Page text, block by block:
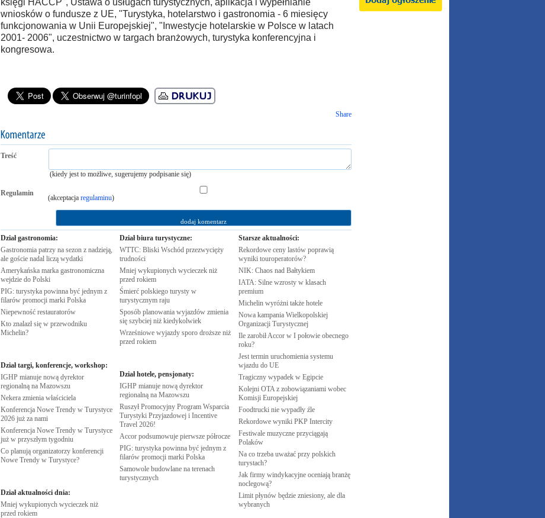
księgi HACCP", Ustawa o usługach turystycznych, aplikacja i wypełnianie
wniosków o fundusze z UE, "Turystyka, hotelarstwo i gastronomia - 6 miesięcy
funkcjonowania w Unii Europejskiej", "Inwestycje hotelarskie w Polsce w latach
2001- 2006", uczestnictwo w targach branżowych, turystyka konferencyjna i
kongresowa.
Share
Treść
(kiedy jest to możliwe, sugerujemy podpisanie się)
Regulamin
(akceptacja regulaminu)
Dział gastronomia:
Gastronomia patrzy na sezon z nadzieją,
ale goście nadal liczą wydatki
Amerykańska marka gastronomiczna
wejdzie do Polski
PIG: turystyka powinna być jednym z
filarów promocji marki Polska
Niepewność restauratorów
Kto znalazł się w przewodniku
Michelin?
Dział targi, konferencje, workshop:
IGHP mianuje nową dyrektor
regionalną na Mazowszu
Nekera zmienia właściciela
Konferencja Nowe Trendy w Turystyce
2026 już za nami
Konferencja Nowe Trendy w Turystyce
już w przyszłym tygodniu
Co planują organizatorzy konferencji
Nowe Trendy w Turystyce?
Dział aktualności dnia:
Mniej wykupionych wycieczek niż
przed rokiem
Dział biura turystyczne:
WTTC: Bliski Wschód przezwycięży
trudności
Mniej wykupionych wycieczek niż
przed rokiem
Śmierć polskiego turysty w
turystycznym raju
Sposób planowania wyjazdów zmienia
się szybciej niż kiedykolwiek
Wrześniowe wyjazdy sporo droższe niż
przed rokiem
Dział hotele, pensjonaty:
IGHP mianuje nową dyrektor
regionalną na Mazowszu
Ruszył Promocyjny Program Wsparcia
Turystyki Przyjazdowej i Incentive
Travel 2026!
Accor podsumowuje pierwsze półrocze
PIG: turystyka powinna być jednym z
filarów promocji marki Polska
Samowole budowlane na terenach
turystycznych
Starsze aktualności:
Rekordowe ceny lastów poprawią
wyniki touroperatorów?
NIK: Chaos nad Bałtykiem
IATA: Silne wzrosty w klasach
premium
Michelin wyróżni także hotele
Nowa kampania Wielkopolskiej
Organizacji Turystycznej
Ile zarobił Accor w I połowie obecnego
roku?
Jest termin uruchomienia systemu
wjazdu do UE
Tragiczny wypadek w Egipcie
Kolejni OTA z zobowiązaniami wobec
Komisji Europejskiej
Foodtrucki nie wypadły źle
Rekordowe wyniki PKP Intercity
Festiwale muzyczne przyciągają
Polaków
Na co trzeba uważać przy polskich
turystach?
Jak firmy windykacyjne oceniają branżę
noclegową?
Limit płynów będzie zniesiony, ale dla
wybranych